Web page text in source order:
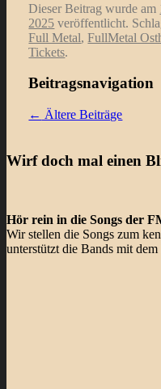
Dieser Beitrag wurde am
2025 veröffentlicht.
Full Metal,FullMetal
Tickets.
Beitragsnavigation
← Ältere Beiträge
Wirf doch mal einen
Hör rein in die Songs der
Wir stellen die Songs zum
unterstützt die Bands mit